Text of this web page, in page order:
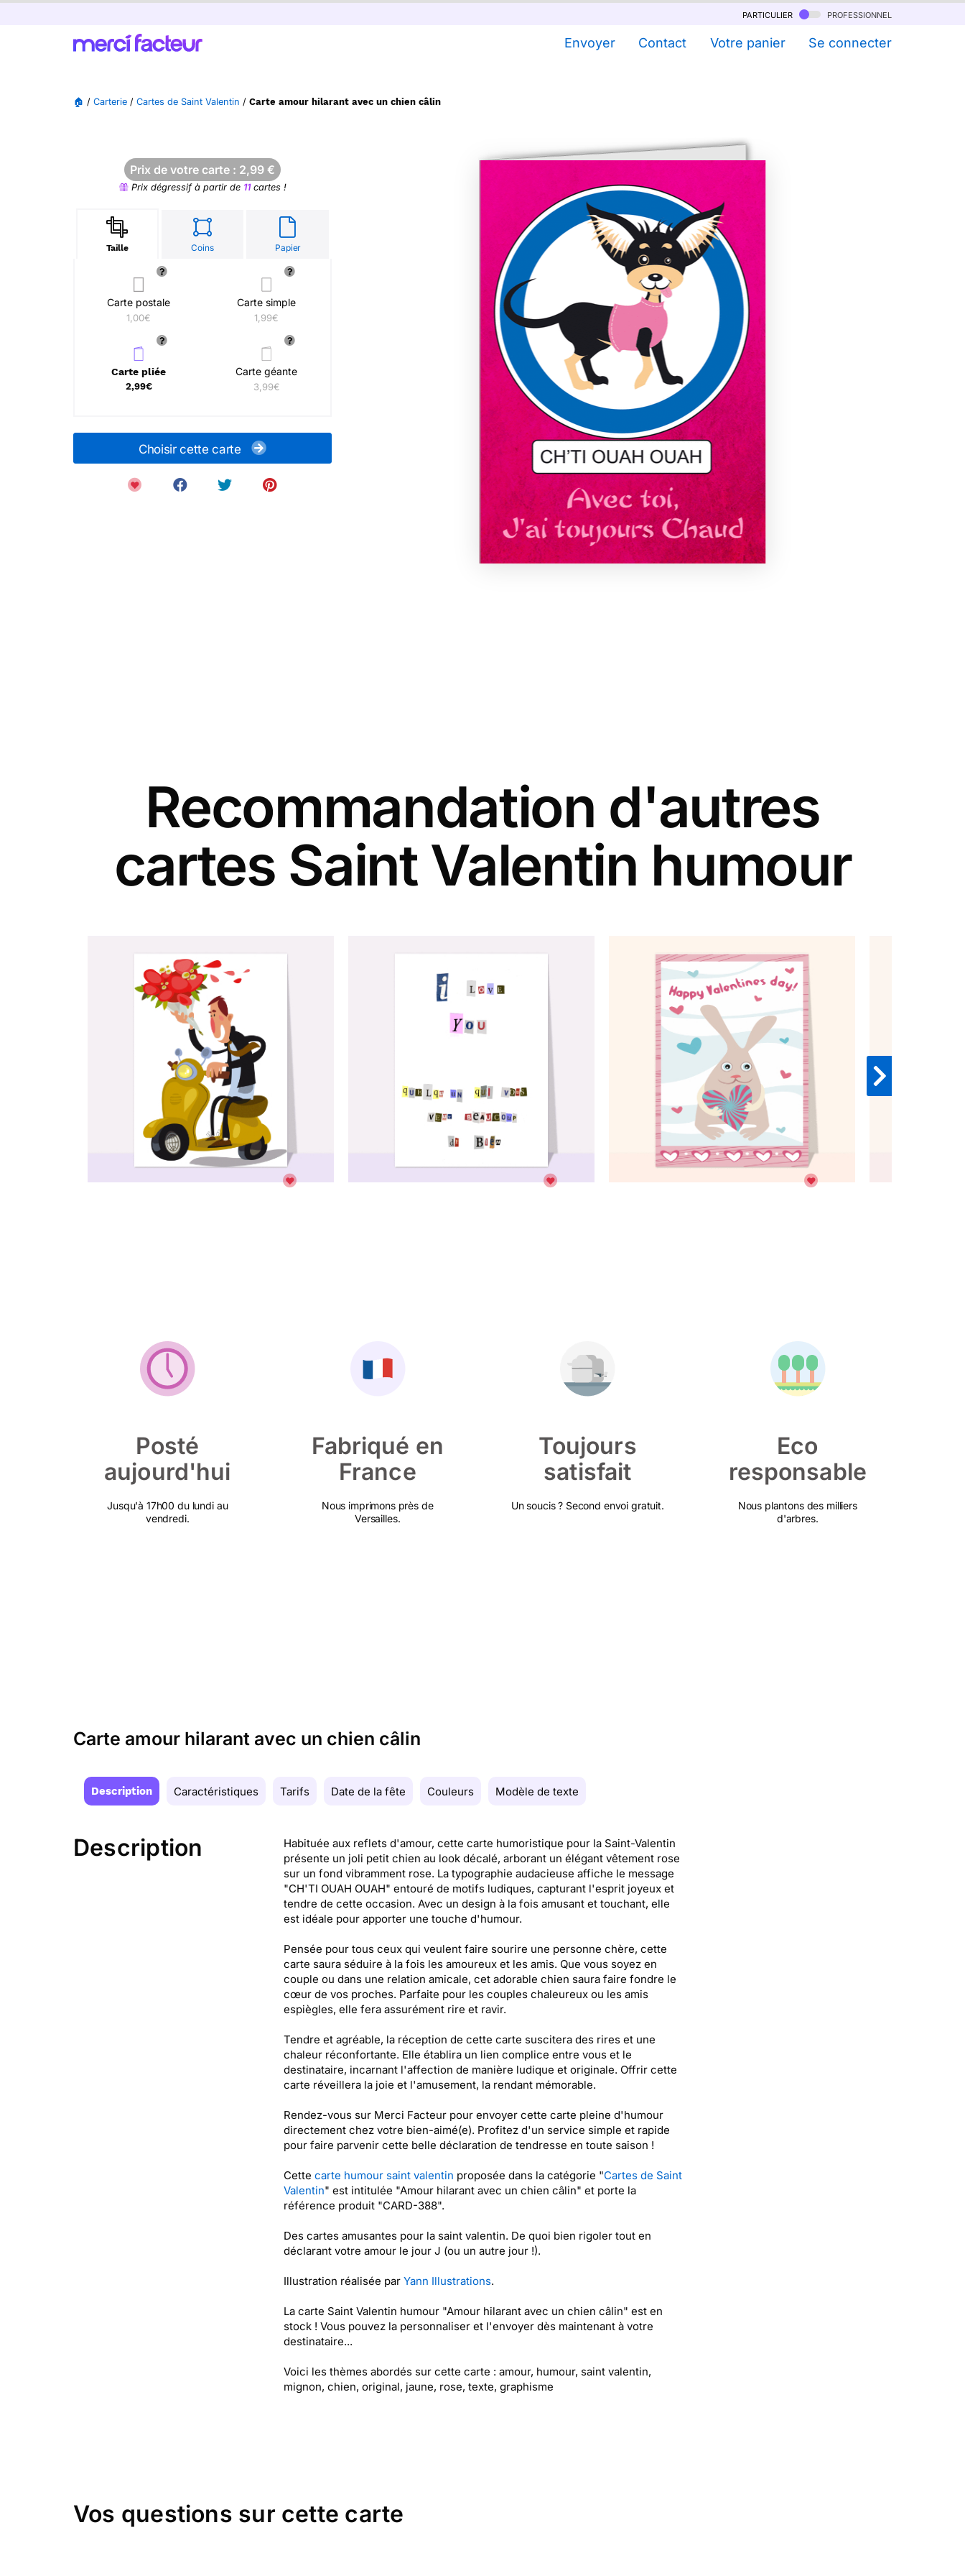
particulier professionnel
Envoyer Contact Votre panier Se connecter
🏠 / Carterie / Cartes de Saint Valentin / Carte amour hilarant avec un chien câlin
Prix de votre carte : 2,99 €
Prix dégressif à partir de 11cartes !
Taille Coins Papier
Carte postale
1,00€
Carte simple
1,99€
Carte pliée
2,99€
Carte géante
3,99€
Choisir cette carte
Recommandation d'autres
cartes Saint Valentin humour
Posté
aujourd'hui
Jusqu'à 17h00 du lundi au
vendredi.
Fabriqué en
France
Nous imprimons près de
Versailles.
Toujours
satisfait
Un soucis ? Second envoi gratuit.
Eco
responsable
Nous plantons des milliers
d'arbres.
Carte amour hilarant avec un chien câlin
Description Caractéristiques Tarifs Date de la fête Couleurs Modèle de texte
Description
Habituée aux reflets d'amour, cette carte humoristique pour la Saint-Valentin
présente un joli petit chien au look décalé, arborant un élégant vêtement rose
sur un fond vibramment rose. La typographie audacieuse affiche le message
"CH'TI OUAH OUAH" entouré de motifs ludiques, capturant l'esprit joyeux et
tendre de cette occasion. Avec un design à la fois amusant et touchant, elle
est idéale pour apporter une touche d'humour.
Pensée pour tous ceux qui veulent faire sourire une personne chère, cette
carte saura séduire à la fois les amoureux et les amis. Que vous soyez en
couple ou dans une relation amicale, cet adorable chien saura faire fondre le
cœur de vos proches. Parfaite pour les couples chaleureux ou les amis
espiègles, elle fera assurément rire et ravir.
Tendre et agréable, la réception de cette carte suscitera des rires et une
chaleur réconfortante. Elle établira un lien complice entre vous et le
destinataire, incarnant l'affection de manière ludique et originale. Offrir cette
carte réveillera la joie et l'amusement, la rendant mémorable.
Rendez-vous sur Merci Facteur pour envoyer cette carte pleine d'humour
directement chez votre bien-aimé(e). Profitez d'un service simple et rapide
pour faire parvenir cette belle déclaration de tendresse en toute saison !
Cette carte humour saint valentin proposée dans la catégorie "Cartes de Saint
Valentin" est intitulée "Amour hilarant avec un chien câlin" et porte la
référence produit "CARD-388".
Des cartes amusantes pour la saint valentin. De quoi bien rigoler tout en
déclarant votre amour le jour J (ou un autre jour !).
Illustration réalisée par Yann Illustrations.
La carte Saint Valentin humour "Amour hilarant avec un chien câlin" est en
stock ! Vous pouvez la personnaliser et l'envoyer dès maintenant à votre
destinataire...
Voici les thèmes abordés sur cette carte : amour, humour, saint valentin,
mignon, chien, original, jaune, rose, texte, graphisme
Vos questions sur cette carte